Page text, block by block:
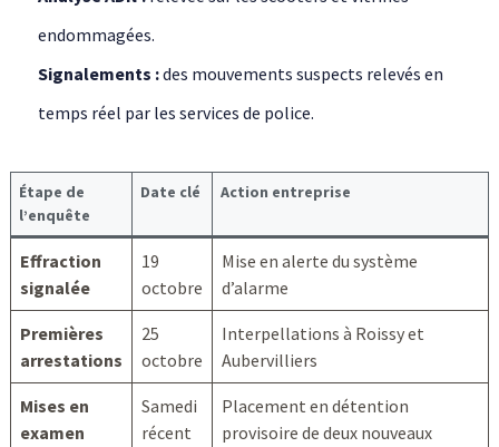
endommagées.
Signalements :des mouvements suspects relevés en
temps réel par les services de police.
Étape de
l’enquête
Date clé Action entreprise
Effraction
signalée
19
octobre
Mise en alerte du système
d’alarme
Premières
arrestations
25
octobre
Interpellations à Roissy et
Aubervilliers
Mises en
examen
Samedi
récent
Placement en détention
provisoire de deux nouveaux